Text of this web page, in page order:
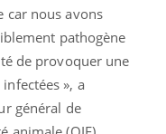
car nous avons
pathogène
de provoquer une
», a
général de